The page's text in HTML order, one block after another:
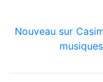
Nouveau sur